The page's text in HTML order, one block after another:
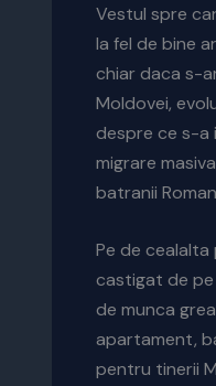
Vestul spre
la fel de bine
chiar daca s-
Moldovei,
despre ce s-a
migrare
batranii
Pe de cealalta
castigat de pe
de munca
apartament,
pentru tinerii